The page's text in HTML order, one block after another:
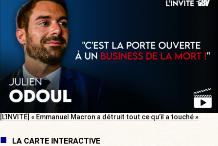
[L’INVITÉ] « Emmanuel Macron a détruit tout ce qu’il a touché »
LA CARTE INTERACTIVE